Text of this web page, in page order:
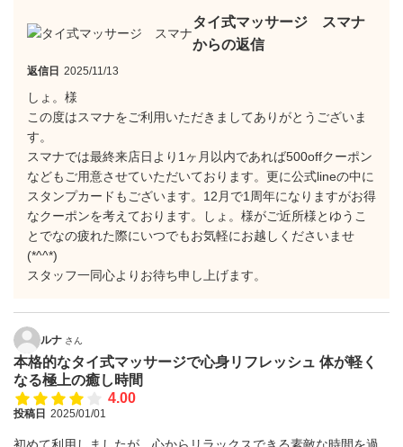
タイ式マッサージ スマナ
からの返信
返信日 2025/11/13
しょ。様
この度はスマナをご利用いただきましてありがとうございま
す。
スマナでは最終来店日より1ヶ月以内であれば500offクーポン
などもご用意させていただいております。更に公式lineの中に
スタンプカードもございます。12月で1周年になりますがお得
なクーポンを考えております。しょ。様がご近所様とゆうこ
とでなの疲れた際にいつでもお気軽にお越しくださいませ
(*^^*)
スタッフ一同心よりお待ち申し上げます。
ルナ さん
本格的なタイ式マッサージで心身リフレッシュ 体が軽く
なる極上の癒し時間
4.00
投稿日 2025/01/01